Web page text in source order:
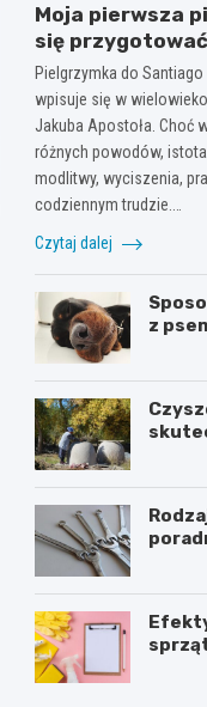
Moja pierwsza
się
szlaku?
Pielgrzymka do
wpisuje się w
Jakuba Apostoła. Choć
różnych powodów,
modlitwy, wyciszenia,
codziennym trudzie.…
Czytaj dalej
z